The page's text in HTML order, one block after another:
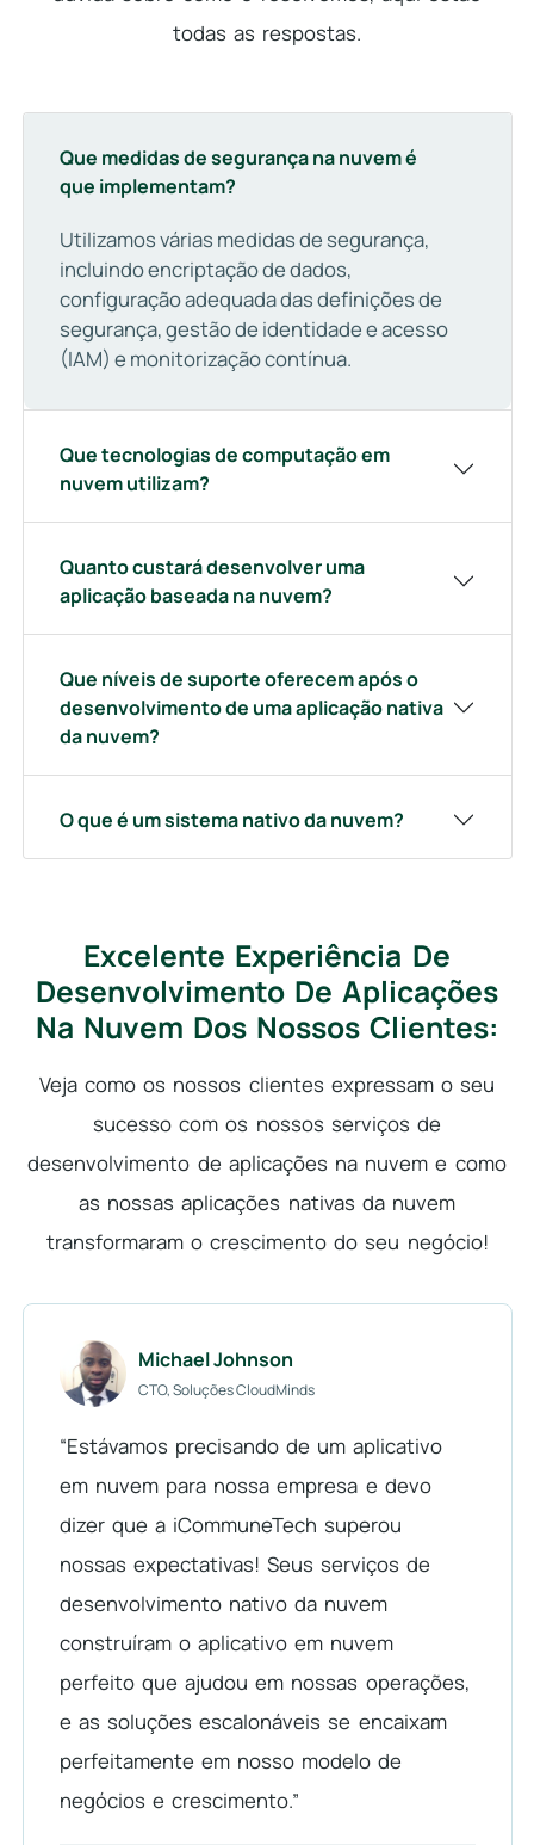
todas as respostas.
Que medidas de segurança na nuvem é
que implementam?
Utilizamos várias medidas de segurança,
incluindo encriptação de dados,
configuração adequada das definições de
segurança, gestão de identidade e acesso
(IAM) e monitorização contínua.
Que tecnologias de computação em
nuvem utilizam?
Quanto custará desenvolver uma
aplicação baseada na nuvem?
Que níveis de suporte oferecem após o
desenvolvimento de uma aplicação nativa
da nuvem?
O que é um sistema nativo da nuvem?
Excelente Experiência De
Desenvolvimento De Aplicações
Na Nuvem Dos Nossos Clientes:
Veja como os nossos clientes expressam o seu
sucesso com os nossos serviços de
desenvolvimento de aplicações na nuvem e como
as nossas aplicações nativas da nuvem
transformaram o crescimento do seu negócio!
Michael Johnson
CTO, Soluções CloudMinds
“Estávamos precisando de um aplicativo
em nuvem para nossa empresa e devo
dizer que a iCommuneTech superou
nossas expectativas! Seus serviços de
desenvolvimento nativo da nuvem
construíram o aplicativo em nuvem
perfeito que ajudou em nossas operações,
e as soluções escalonáveis se encaixam
perfeitamente em nosso modelo de
negócios e crescimento.”